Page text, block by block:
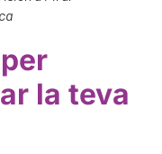
la teva